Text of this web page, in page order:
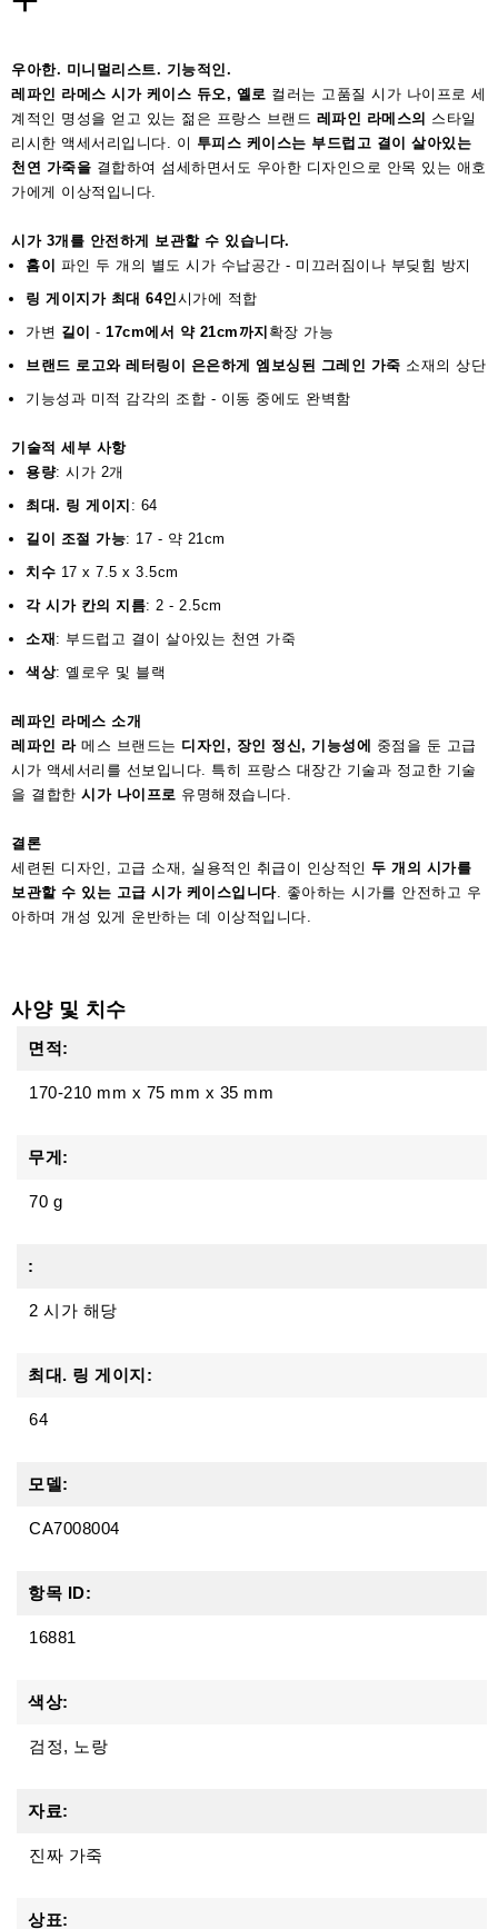
우아한. 미니멀리스트. 기능적인.
레파인 라메스 시가 케이스 듀오, 옐로 컬러는 고품질 시가 나이프로 세
계적인 명성을 얻고 있는 젊은 프랑스 브랜드 레파인 라메스의 스타일
리시한 액세서리입니다. 이 투피스 케이스는 부드럽고 결이 살아있는
천연 가죽을 결합하여 섬세하면서도 우아한 디자인으로 안목 있는 애호
가에게 이상적입니다.
시가 3개를 안전하게 보관할 수 있습니다.
홈이
파인 두 개의 별도 시가 수납공간 - 미끄러짐이나 부딪힘 방지
링 게이지가 최대 64인시가에 적합
가변 길이 - 17cm에서 약 21cm까지 확장 가능
브랜드 로고와 레터링이 은은하게 엠보싱된 그레인 가죽 소재의 상단
기능성과 미적 감각의 조합 - 이동 중에도 완벽함
기술적 세부 사항
용량: 시가 2개
최대. 링 게이지 : 64
길이 조절 가능: 17 - 약 21cm
치수 17 x 7.5 x 3.5cm
각 시가 칸의 지름: 2 - 2.5cm
소재 : 부드럽고 결이 살아있는 천연 가죽
색상: 옐로우 및 블랙
레파인 라메스 소개
레파인 라메스 브랜드는 디자인, 장인 정신, 기능성에
중점을 둔 고급
시가 액세서리를 선보입니다. 특히 프랑스 대장간 기술과 정교한 기술
을 결합한 시가 나이프로 유명해졌습니다.
결론
세련된 디자인, 고급 소재, 실용적인 취급이 인상적인 두 개의 시가를
보관할 수 있는 고급 시가 케이스입니다. 좋아하는 시가를 안전하고 우
아하며 개성 있게 운반하는 데 이상적입니다.
사양 및 치수
면적:
170-210 mm x 75 mm x 35 mm
무게:
70 g
:
2 시가 해당
최대. 링 게이지:
64
모델:
CA7008004
항목 ID:
16881
색상:
검정, 노랑
자료:
진짜 가죽
상표: